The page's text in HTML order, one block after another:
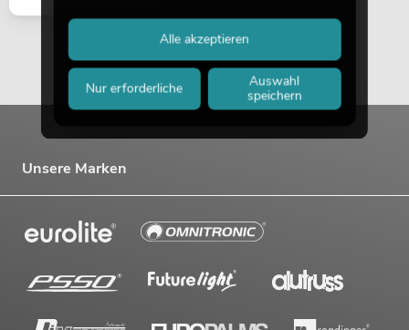
Unsere Marken
Nur erforderliche
Auswahl
speichern
Alle akzeptieren